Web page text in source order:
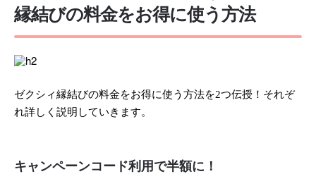
縁結びの料金をお得に使う方法
ゼクシィ縁結びの料金をお得に使う方法を2つ伝授！それぞ
れ詳しく説明していきます。
キャンペーンコード利用で半額に！